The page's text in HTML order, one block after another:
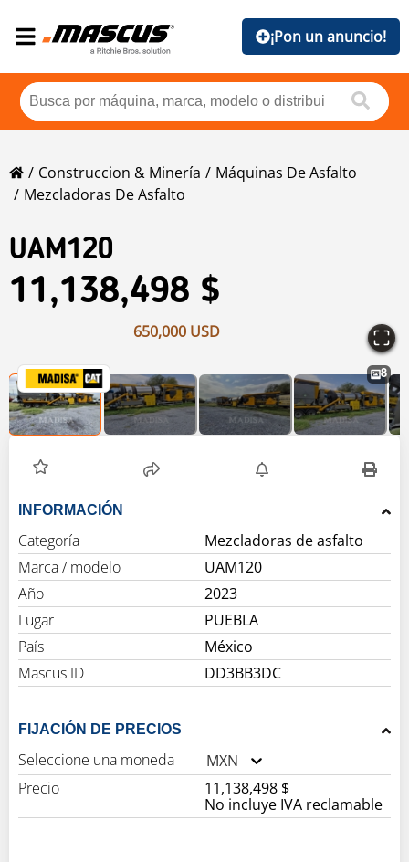
¡Pon un anuncio!
Construccion & Minería
Máquinas De Asfalto
Mezcladoras De Asfalto
UAM120
11,138,498 $
650,000 USD
8
INFORMACIÓN
Categoría
Mezcladoras de asfalto
Marca / modelo
UAM120
Año
2023
Lugar
PUEBLA
País
México
Mascus ID
DD3BB3DC
FIJACIÓN DE PRECIOS
Seleccione una moneda
MXN
Precio
11,138,498 $
No incluye IVA reclamable